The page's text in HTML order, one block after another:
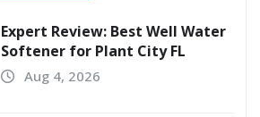
Expert Review: Best Well Water
Softener for Plant City FL
Aug 4, 2026